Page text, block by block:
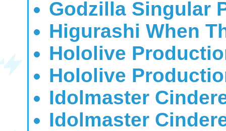
Godzilla Singular
Higurashi When
Hololive
Hololive
Idolmaster
Idolmaster